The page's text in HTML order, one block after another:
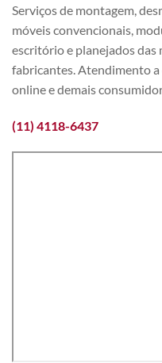
Serviços de montagem,
móveis convencionais,
escritório e planejados das
fabricantes. Atendimento a
online e demais
(11) 4118-6437